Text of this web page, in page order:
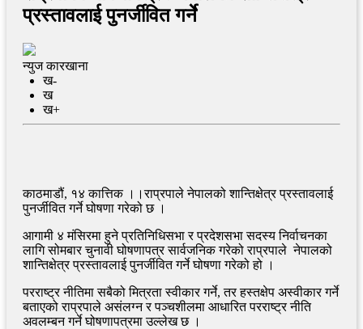
प्रस्तावलाई पुनर्जीवित गर्ने
न्युज कारखाना
ख-
ख
ख+
काठमाडौं, १४ कात्तिक ।।राप्रपाले नेपालको शान्तिक्षेत्र प्रस्तावलाई
पुनर्जीवित गर्ने घोषणा गरेको छ ।
आगामी ४ मंसिरमा हुने प्रतिनिधिसभा र प्रदेशसभा सदस्य निर्वाचनका
लागि सोमबार चुनावी घोषणापत्र सार्वजनिक गरेको राप्रपाले नेपालको
शान्तिक्षेत्र प्रस्तावलाई पुनर्जीवित गर्ने घोषणा गरेको हो ।
परराष्ट्र नीतिमा सबैको मित्रता स्वीकार गर्ने, तर हस्तक्षेप अस्वीकार गर्ने
बताएको राप्रपाले असंलग्न र पञ्चशीलमा आधारित परराष्ट्र नीति
अवलम्बन गर्ने घोषणापत्रमा उल्लेख छ ।